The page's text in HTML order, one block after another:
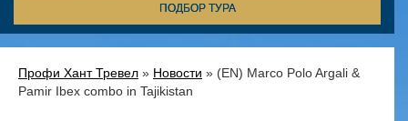
ПОДБОР ТУРА
Профи Хант Тревел » Новости » (EN) Marco Polo Argali &
Pamir Ibex combo in Tajikistan